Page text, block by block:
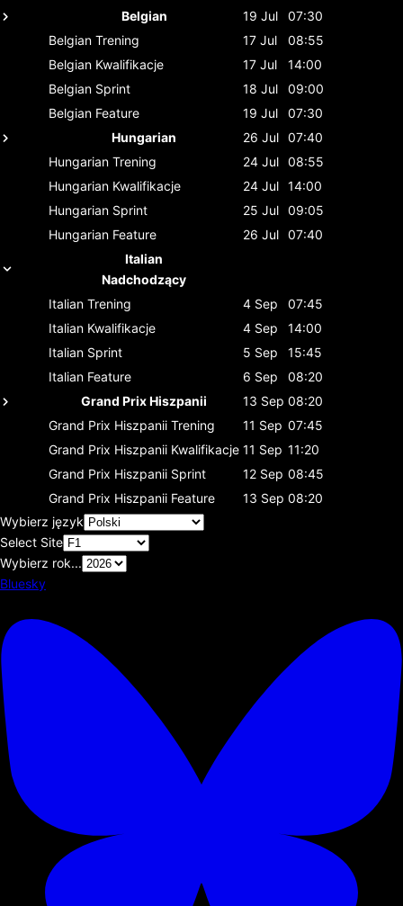
Belgian
19 Jul
07:30
Belgian Trening 17 Jul
08:55
Belgian Kwalifikacje 17 Jul
14:00
Belgian Sprint 18 Jul
09:00
Belgian Feature 19 Jul
07:30
Hungarian
26 Jul 07:40
Hungarian Trening 24 Jul 08:55
Hungarian Kwalifikacje 24 Jul 14:00
Hungarian Sprint 25 Jul 09:05
Hungarian Feature 26 Jul 07:40
Italian
Nadchodzący
Italian Trening 4 Sep
07:45
Italian Kwalifikacje 4 Sep
14:00
Italian Sprint 5 Sep
15:45
Italian Feature 6 Sep
08:20
Grand Prix Hiszpanii
13 Sep 08:20
Grand Prix Hiszpanii Trening 11 Sep 07:45
Grand Prix Hiszpanii Kwalifikacje 11 Sep 11:20
Grand Prix Hiszpanii Sprint 12 Sep 08:45
Grand Prix Hiszpanii Feature 13 Sep 08:20
Wybierz język
Select Site
Wybierz rok...
Bluesky